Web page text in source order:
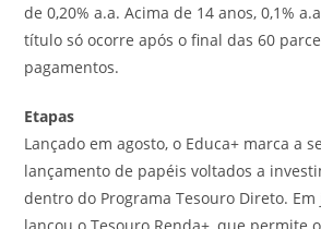
de 0,20% a.a. Acima de 14 anos, 0,1%
título só ocorre após o final das 60
pagamentos.
Etapas
Lançado em agosto, o Educa+ marca a
lançamento de papéis voltados a
dentro do Programa Tesouro Direto.
lançou o Tesouro Renda+, que permite